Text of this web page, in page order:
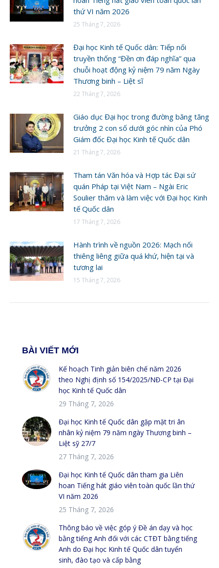
thứ VI năm 2026
25 Tháng 7, 2026
Đại học Kinh tế Quốc dân: Tiếp nối
truyền thống “Đền ơn đáp nghĩa” qua
chuỗi hoạt động kỷ niệm 79 năm Ngày
Thương binh – Liệt sĩ
22 Tháng 7, 2026
Giáo dục Đại học trong đường băng tăng
trưởng 2 con số dưới góc nhìn của Phó
Giám đốc Đại học Kinh tế Quốc dân
21 Tháng 7, 2026
Tham tán Văn hóa và Hợp tác Đại sứ
quán Pháp tại Việt Nam – Ngài Eric
Soulier thăm và làm việc với Đại học Kinh
tế Quốc dân
17 Tháng 7, 2026
Hành trình về nguồn 2026: Mạch nối
thiêng liêng giữa quá khứ, hiện tại và
tương lai
15 Tháng 7, 2026
BÀI VIẾT MỚI
Kế hoạch Tinh giản biên chế năm 2026
theo Nghị định số 154/2025/NĐ-CP tại Đại
học Kinh tế Quốc dân
29 Tháng 7, 2026
Đại học Kinh tế Quốc dân gặp mặt tri ân
nhân kỷ niệm 79 năm ngày Thương binh –
Liệt sỹ 27/7
27 Tháng 7, 2026
Đại học Kinh tế Quốc dân tham gia Liên
hoan Tiếng hát giáo viên toàn quốc lần thứ
VI năm 2026
25 Tháng 7, 2026
Thông báo về việc góp ý Đề án dạy và học
bằng tiếng Anh đối với các CTĐT bằng tiếng
Anh do Đại học Kinh tế Quốc dân tuyển
sinh, đào tạo và cấp bằng